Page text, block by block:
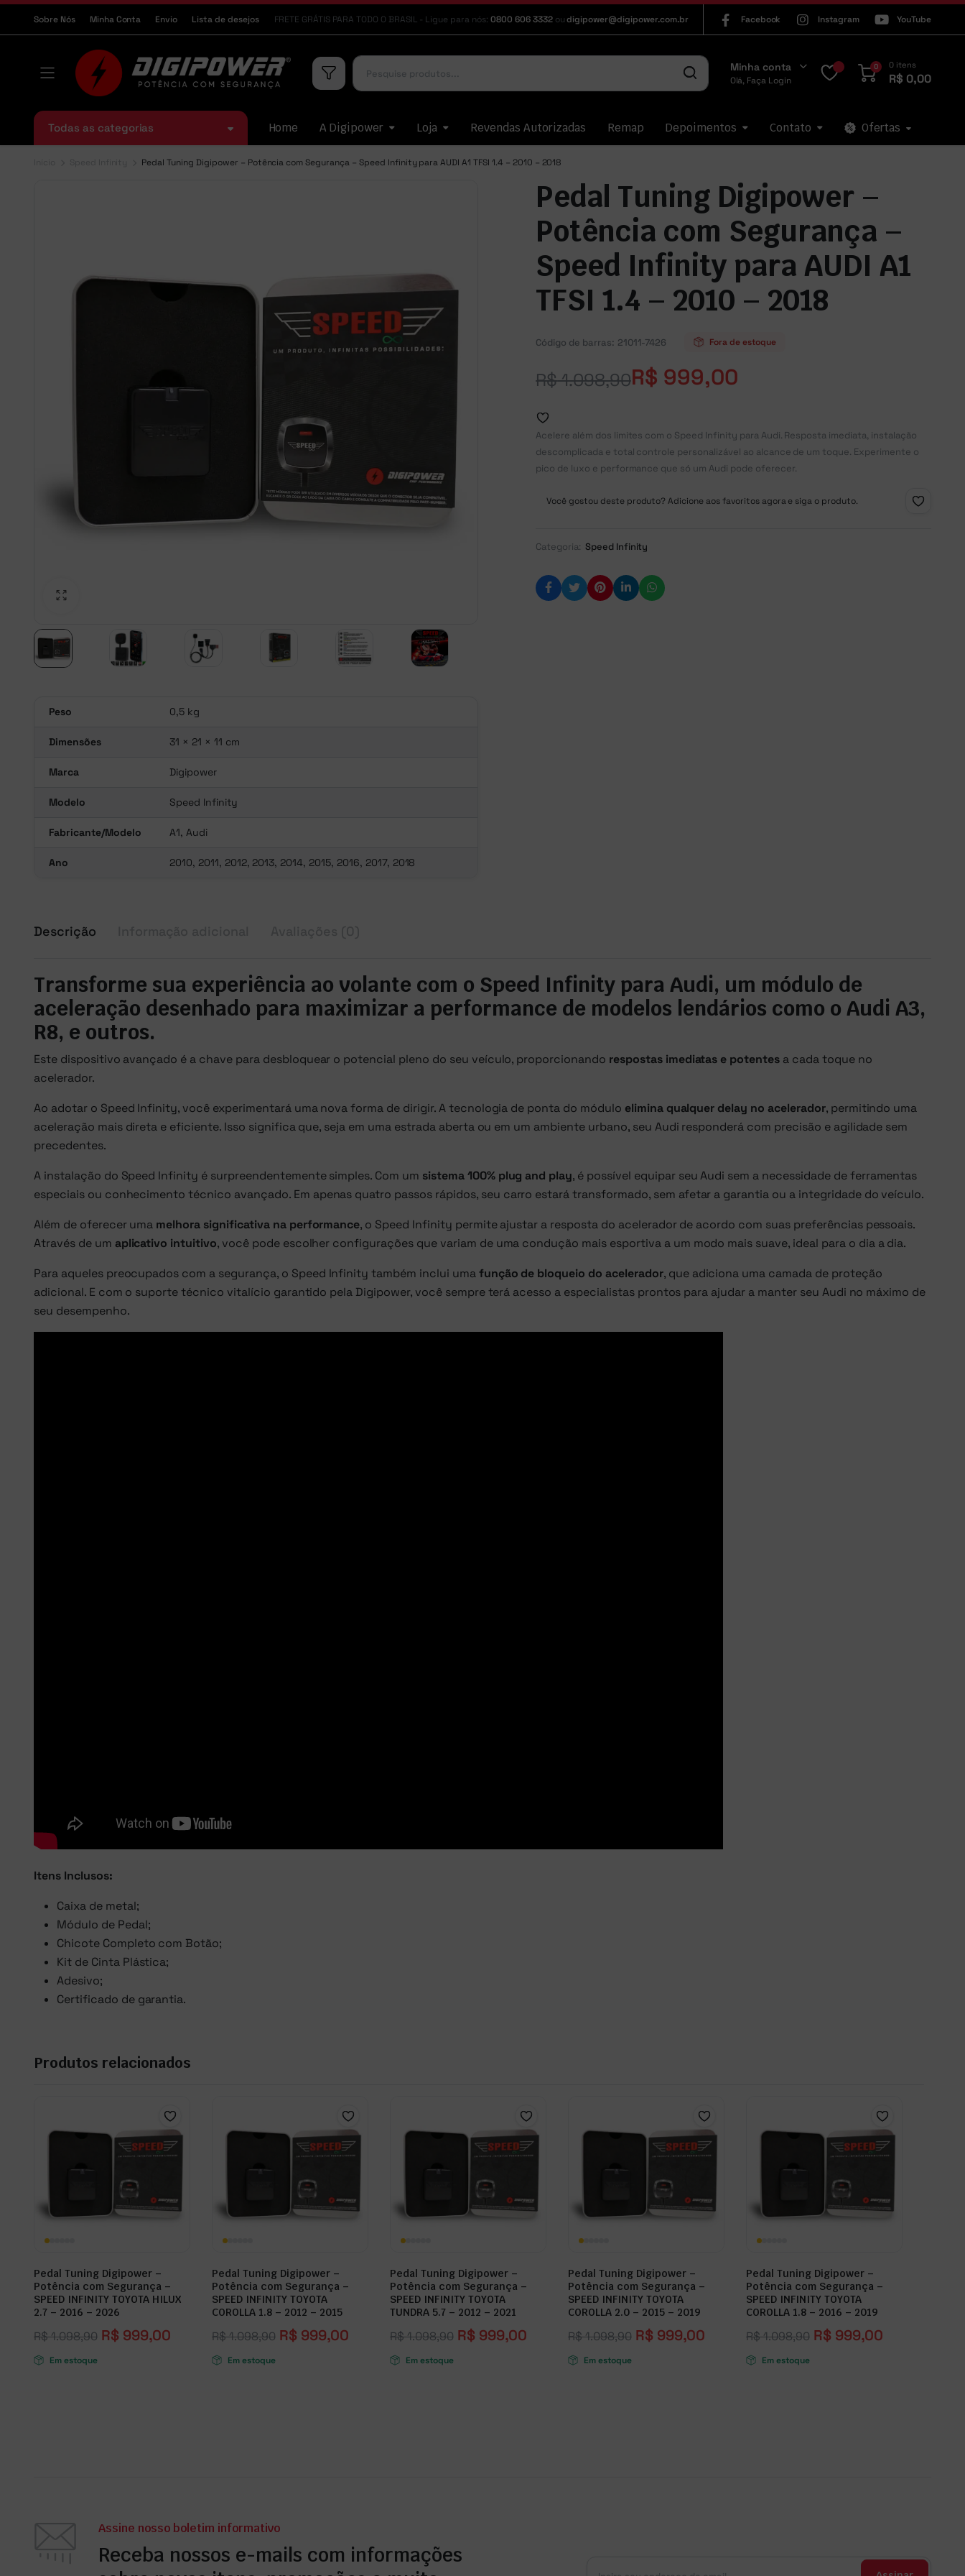
Sobre Nós Minha Conta Envio Lista de desejos FRETE GRÁTIS PARA TODO O BRASIL - Ligue para nós: 0800 606 3332 ou digipower@digipower.com.br Facebook Instagram YouTube
Minha conta
Olá, Faça Login
0 0 itens
R$ 0,00
Todas as categorias Home A Digipower Loja Revendas Autorizadas Remap Depoimentos Contato Ofertas
Pedal Tuning Digipower – Potência com Segurança – Speed Infinity para AUDI A1 TFSI 1.4 – 2010 – 2018
Peso 0,5 kg
Dimensões 31 × 21 × 11 cm
Marca Digipower
Modelo Speed Infinity
Fabricante/Modelo A1, Audi
Ano 2010, 2011, 2012, 2013, 2014, 2015, 2016, 2017, 2018
Pedal Tuning Digipower –
Potência com Segurança –
Speed Infinity para AUDI A1
TFSI 1.4 – 2010 – 2018
Código de barras: 21011-7426 Fora de estoque
R$1.098,90R$ 999,00
Acelere além dos limites com o Speed Infinity para Audi. Resposta imediata, instalação
descomplicada e total controle personalizável ao alcance de um toque. Experimente o
pico de luxo e performance que só um Audi pode oferecer.
Você gostou deste produto? Adicione aos favoritos agora e siga o produto.
Categoria: Speed Infinity
Descrição
Transforme sua experiência ao volante com o Speed Infinity para Audi, um módulo de
aceleração desenhado para maximizar a performance de modelos lendários como o Audi A3,
R8, e outros.
Este dispositivo avançado é a chave para desbloquear o potencial pleno do seu veículo, proporcionando respostas imediatas e potentes a cada toque no
acelerador.
Ao adotar o Speed Infinity, você experimentará uma nova forma de dirigir. A tecnologia de ponta do módulo elimina qualquer delay no acelerador, permitindo uma
aceleração mais direta e eficiente. Isso significa que, seja em uma estrada aberta ou em um ambiente urbano, seu Audi responderá com precisão e agilidade sem
precedentes.
A instalação do Speed Infinity é surpreendentemente simples. Com um sistema 100% plug and play, é possível equipar seu Audi sem a necessidade de ferramentas
especiais ou conhecimento técnico avançado. Em apenas quatro passos rápidos, seu carro estará transformado, sem afetar a garantia ou a integridade do veículo.
Além de oferecer uma melhora significativa na performance, o Speed Infinity permite ajustar a resposta do acelerador de acordo com suas preferências pessoais.
Através de um aplicativo intuitivo, você pode escolher configurações que variam de uma condução mais esportiva a um modo mais suave, ideal para o dia a dia.
Para aqueles preocupados com a segurança, o Speed Infinity também inclui umafunção de bloqueio do acelerador, que adiciona uma camada de proteção
adicional. E com o suporte técnico vitalício garantido pela Digipower, você sempre terá acesso a especialistas prontos para ajudar a manter seu Audi no máximo de
seu desempenho.
Itens Inclusos:
Caixa de metal;
Módulo de Pedal;
Chicote Completo com Botão;
Kit de Cinta Plástica;
Adesivo;
Certificado de garantia.
Produtos relacionados
Pedal Tuning Digipower –
Potência com Segurança –
SPEED INFINITY TOYOTA HILUX
2.7 – 2016 – 2026
R$1.098,90 R$ 999,00
Em estoque
Pedal Tuning Digipower –
Potência com Segurança –
SPEED INFINITY TOYOTA
COROLLA 1.8 – 2012 – 2015
R$1.098,90 R$ 999,00
Em estoque
Pedal Tuning Digipower –
Potência com Segurança –
SPEED INFINITY TOYOTA
TUNDRA 5.7 – 2012 – 2021
R$1.098,90 R$ 999,00
Em estoque
Pedal Tuning Digipower –
Potência com Segurança –
SPEED INFINITY TOYOTA
COROLLA 2.0 – 2015 – 2019
R$1.098,90 R$ 999,00
Em estoque
Pedal Tuning Digipower –
Potência com Segurança –
SPEED INFINITY TOYOTA
COROLLA 1.8 – 2016 – 2019
R$1.098,90 R$ 999,00
Em estoque
Assine nosso boletim informativo
Receba nossos e-mails com informações